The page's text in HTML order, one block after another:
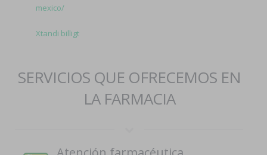
mexico/
Xtandi billigt
SERVICIOS QUE OFRECEMOS EN
LA FARMACIA